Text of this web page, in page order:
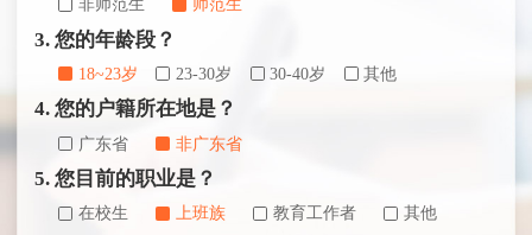
非师范生 师范生
3. 您的年龄段？
18~23岁 23-30岁 30-40岁 其他
4. 您的户籍所在地是？
广东省 非广东省
5. 您目前的职业是？
在校生 上班族 教育工作者 其他